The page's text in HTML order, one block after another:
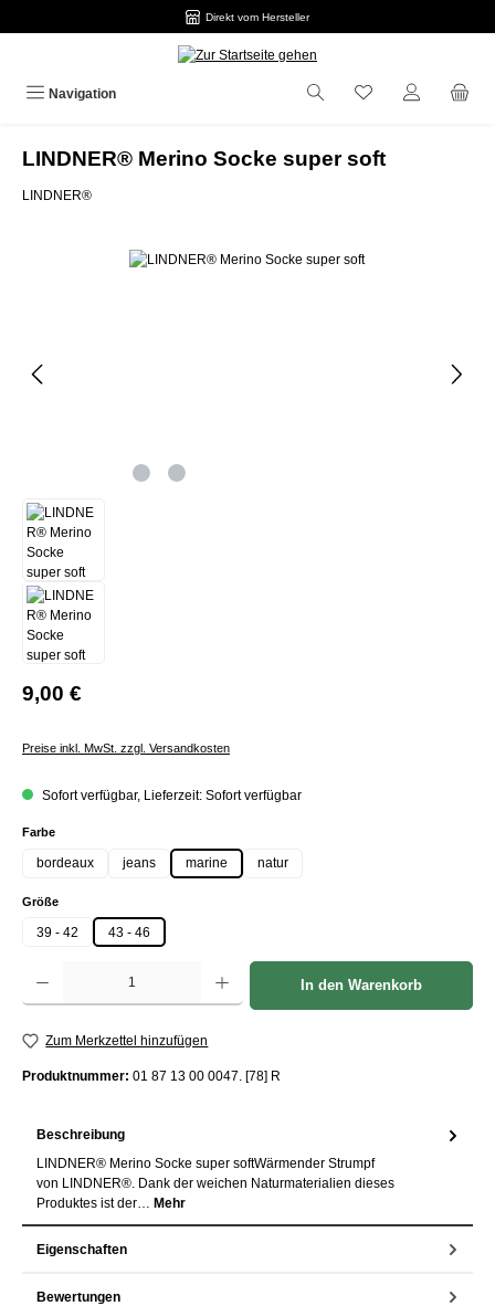
Direkt vom Hersteller
Navigation
LINDNER® Merino Socke super soft
LINDNER®
Bildergalerie überspringen
9,00 €
Preise inkl. MwSt. zzgl. Versandkosten
Sofort verfügbar, Lieferzeit: Sofort verfügbar
Farbeauswählen
bordeaux jeans marine natur
Größeauswählen
39 - 42 43 - 46
Produkt Anzahl: Gib den gewünschten Wert ein oder benutze die Schaltflächen um die
In den Warenkorb
Zum Merkzettel hinzufügen
Produktnummer: 01 87 13 00 0047. [78] R
Beschreibung
LINDNER® Merino Socke super softWärmender Strumpf
von LINDNER®. Dank der weichen Naturmaterialien dieses
Produktes ist der… Mehr
Eigenschaften
Bewertungen